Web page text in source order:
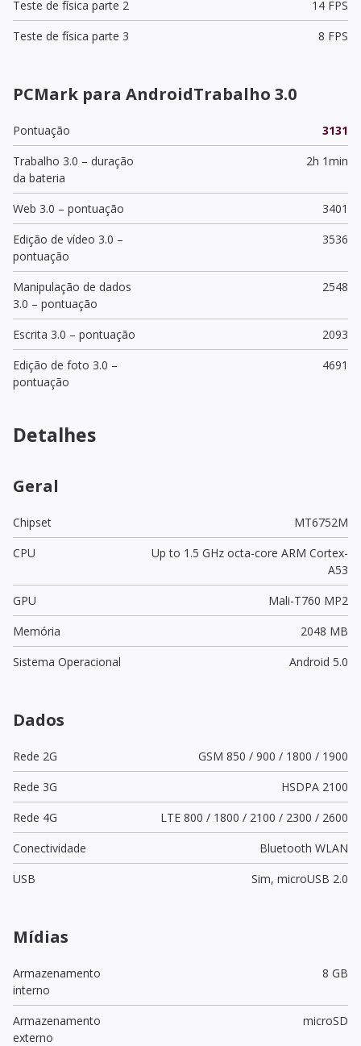
Teste de física parte 2
14 FPS
Teste de física parte 3
8 FPS
PCMark para AndroidTrabalho 3.0
Pontuação
3131
Trabalho 3.0 – duração
da bateria
2h 1min
Web 3.0 – pontuação
3401
Edição de vídeo 3.0 –
pontuação
3536
Manipulação de dados
3.0 – pontuação
2548
Escrita 3.0 – pontuação
2093
Edição de foto 3.0 –
pontuação
4691
Detalhes
Geral
Chipset
MT6752M
CPU
Up to 1.5 GHz octa-core ARM Cortex-
A53
GPU
Mali-T760 MP2
Memória
2048 MB
Sistema Operacional
Android 5.0
Dados
Rede 2G
GSM 850 / 900 / 1800 / 1900
Rede 3G
HSDPA 2100
Rede 4G
LTE 800 / 1800 / 2100 / 2300 / 2600
Conectividade
Bluetooth WLAN
USB
Sim, microUSB 2.0
Mídias
Armazenamento
interno
8 GB
Armazenamento
externo
microSD